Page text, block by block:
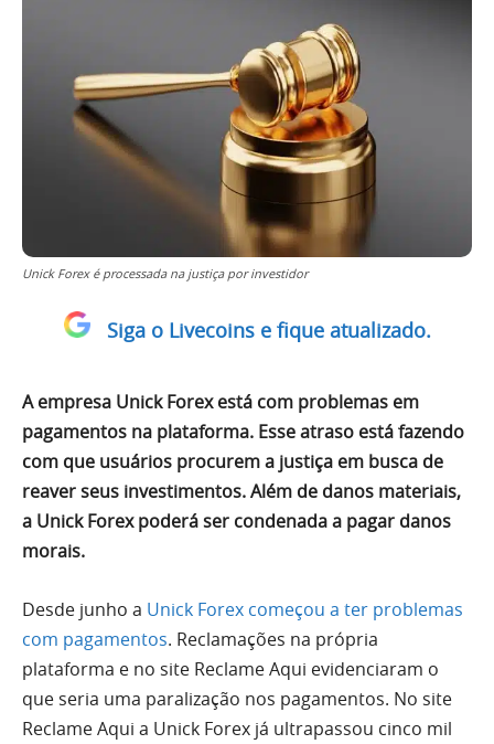
Unick Forex é processada na justiça por investidor
Siga o Livecoins e fique atualizado.
A empresa Unick Forex está com problemas em
pagamentos na plataforma. Esse atraso está fazendo
com que usuários procurem a justiça em busca de
reaver seus investimentos. Além de danos materiais,
a Unick Forex poderá ser condenada a pagar danos
morais.
Desde junho a Unick Forex começou a ter problemas
com pagamentos. Reclamações na própria
plataforma e no site Reclame Aqui evidenciaram o
que seria uma paralização nos pagamentos. No site
Reclame Aqui a Unick Forex já ultrapassou cinco mil